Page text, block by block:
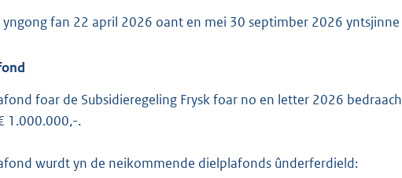
fan 22 april 2026 oant en mei 30 septimber 2026
foar de Subsidieregeling Frysk foar no en letter 2026
1.000.000,-.
wurdt yn de neikommende dielplafonds ûnderferdield: